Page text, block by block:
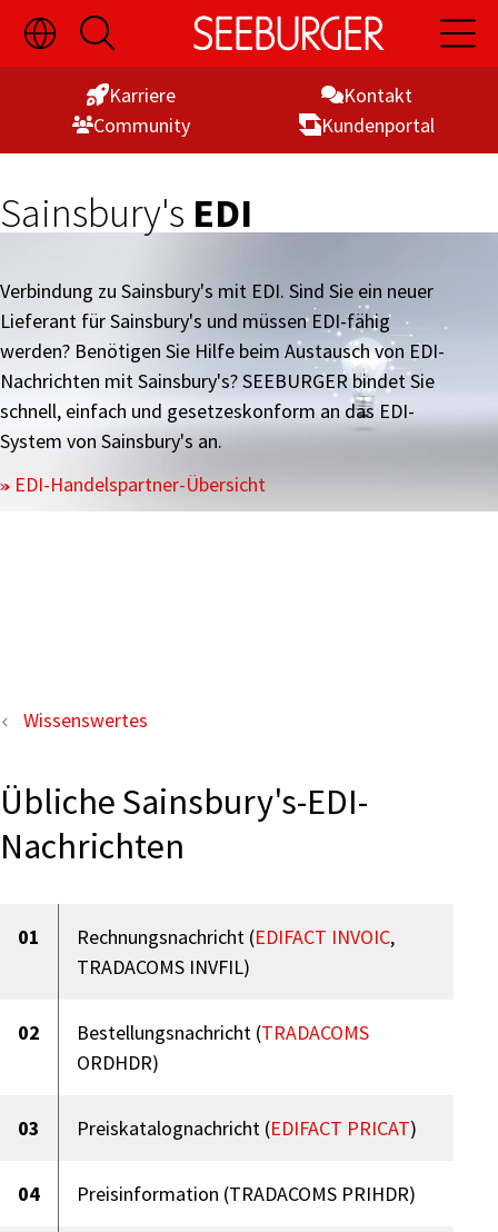
Skip
to
Sprachauswahl
ein-/ausblenden
Suche
öffnen
öffnen
Kontakt
Karriere
Kunden­portal
Commu­nity
Sainsbury's EDI
Verbindung zu Sainsbury's mit EDI. Sind Sie ein neuer
Lieferant für Sainsbury's und müssen EDI-fähig
werden? Benötigen Sie Hilfe beim Austausch von EDI-
Nachrichten mit Sainsbury's? SEEBURGER bindet Sie
schnell, einfach und gesetzeskonform an das EDI-
System von Sainsbury's an.
EDI-Handelspartner-Übersicht
Wissenswertes
Übliche Sainsbury's-EDI-
Nachrichten
01 Rechnungsnachricht (EDIFACT INVOIC,
TRADACOMS INVFIL)
02 Bestellungsnachricht (TRADACOMS
ORDHDR)
03 Preiskatalognachricht (EDIFACT PRICAT)
04 Preisinformation (TRADACOMS PRIHDR)